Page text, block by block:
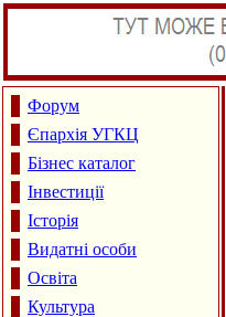
Форум
Єпархія УГКЦ
Бізнес каталог
Інвестиції
Історія
Видатні особи
Освіта
Культура